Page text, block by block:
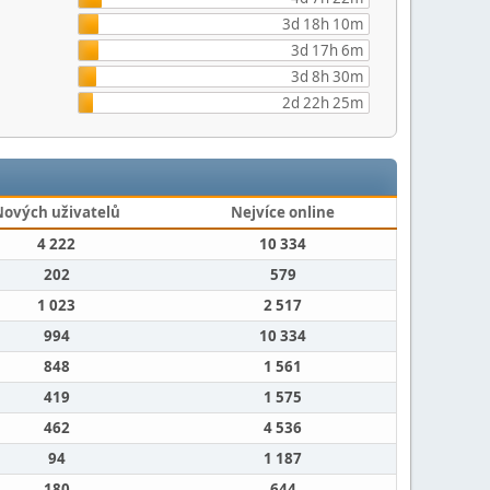
3d 18h 10m
3d 17h 6m
3d 8h 30m
2d 22h 25m
uživatelů
Nejvíce online
4 222
10 334
202
579
1 023
2 517
994
10 334
848
1 561
419
1 575
462
4 536
94
1 187